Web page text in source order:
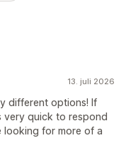
13. juli 2026
different options! If
very quick to respond
looking for more of a